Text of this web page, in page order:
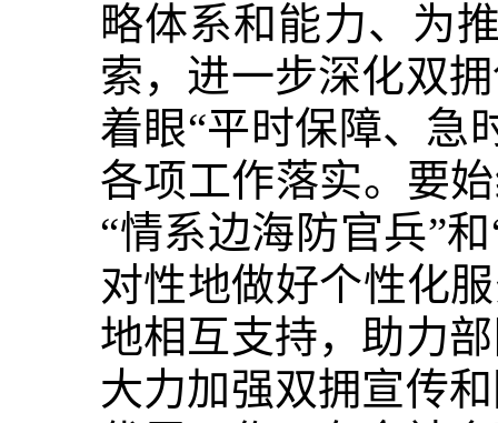
略体系和能力、为
索，进一步深化双
着眼“平时保障、急
各项工作落实。要
“情系边海防官兵”
对性地做好个性化
地相互支持，助力
大力加强双拥宣传